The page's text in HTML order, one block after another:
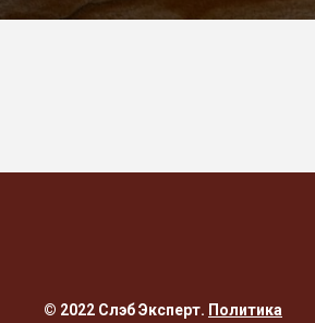
© 2022 Слэб Эксперт. Политика